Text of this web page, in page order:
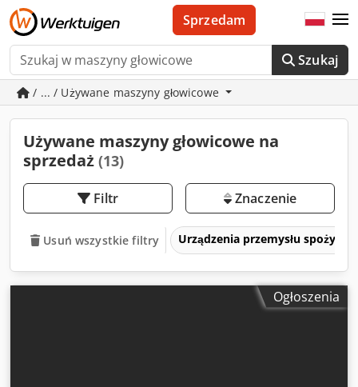
Szukaj
Sprzedam
/ ... / Używane maszyny głowicowe
Używane maszyny głowicowe na
sprzedaż (13)
Filtr Znaczenie
Usuń wszystkie filtry Urządzenia przemysłu
Ogłoszenia